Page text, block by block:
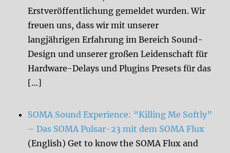
Erstveröffentlichung gemeldet wurden. Wir
freuen uns, dass wir mit unserer
langjährigen Erfahrung im Bereich Sound-
Design und unserer großen Leidenschaft für
Hardware-Delays und Plugins Presets für das
[…]
SOMA Sound Experience: “Killing Me Softly”
– Das SOMA Pulsar-23 mit dem SOMA Flux
(English) Get to know the SOMA Flux and